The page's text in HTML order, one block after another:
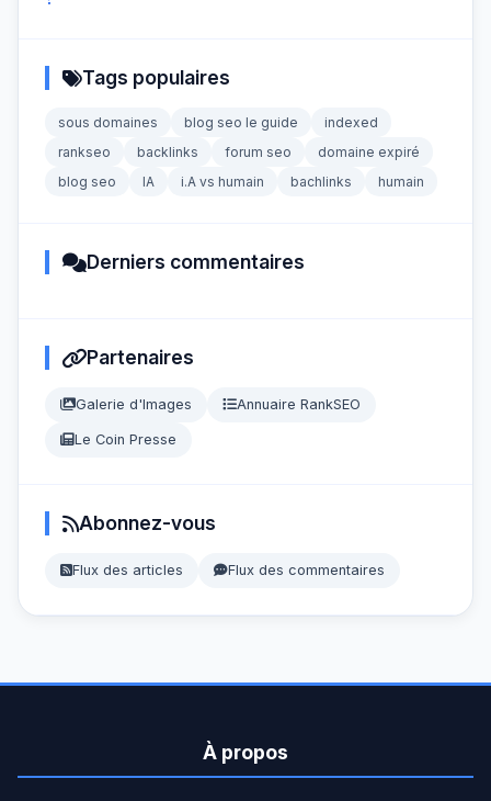
Tags populaires
sous domaines blog seo le guide
indexed
rankseo
backlinks forum seo
domaine expiré
blog seo
IA i.A vs humain bachlinks humain
Derniers commentaires
Partenaires
Galerie d'Images Annuaire RankSEO
Le Coin Presse
Abonnez-vous
Flux des articles Flux des commentaires
À propos